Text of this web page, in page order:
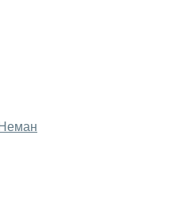
особенности и
межкомнатных
дверей производится
сушки), который
толщиной 20 мм.
вся конструкция
посоветуете?